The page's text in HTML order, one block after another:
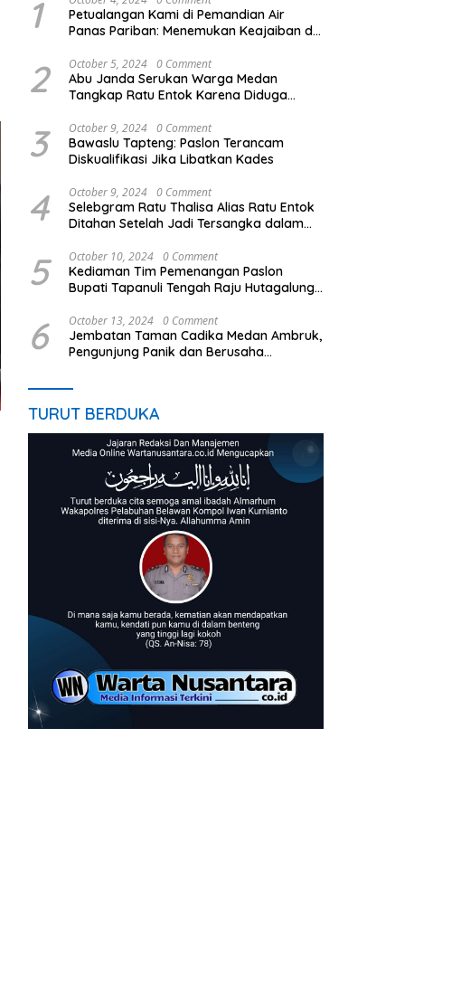
1
Petualangan Kami di Pemandian Air
Panas Pariban: Menemukan Keajaiban di
2 October 5, 2024 0 Comment
Abu Janda Serukan Warga Medan
Tangkap Ratu Entok Karena Diduga
3 October 9, 2024 0 Comment
Bawaslu Tapteng: Paslon Terancam
Diskualifikasi Jika Libatkan Kades
4 October 9, 2024 0 Comment
Selebgram Ratu Thalisa Alias Ratu Entok
Ditahan Setelah Jadi Tersangka dalam
5 October 10, 2024 0 Comment
Kediaman Tim Pemenangan Paslon
Bupati Tapanuli Tengah Raju Hutagalung
6 October 13, 2024 0 Comment
Jembatan Taman Cadika Medan Ambruk,
Pengunjung Panik dan Berusaha
TURUT BERDUKA